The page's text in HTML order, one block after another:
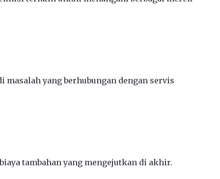
yang berhubungan dengan servis
tambahan yang mengejutkan di akhir.